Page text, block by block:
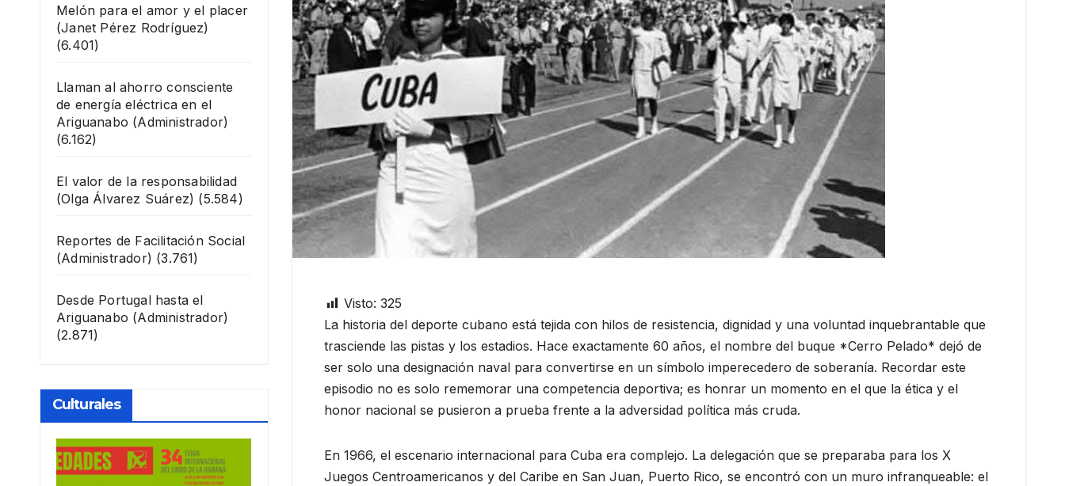
Melón para el amor y el placer
(Janet Pérez Rodríguez)
(6.401)
Llaman al ahorro consciente
de energía eléctrica en el
Ariguanabo (Administrador)
(6.162)
El valor de la responsabilidad
(Olga Álvarez Suárez) (5.584)
Reportes de Facilitación Social
(Administrador) (3.761)
Desde Portugal hasta el
Ariguanabo (Administrador)
(2.871)
Culturales
Visto: 325
La historia del deporte cubano está tejida con hilos de resistencia, dignidad y una voluntad inquebrantable que
trasciende las pistas y los estadios. Hace exactamente 60 años, el nombre del buque *Cerro Pelado* dejó de
ser solo una designación naval para convertirse en un símbolo imperecedero de soberanía. Recordar este
episodio no es solo rememorar una competencia deportiva; es honrar un momento en el que la ética y el
honor nacional se pusieron a prueba frente a la adversidad política más cruda.
En 1966, el escenario internacional para Cuba era complejo. La delegación que se preparaba para los X
Juegos Centroamericanos y del Caribe en San Juan, Puerto Rico, se encontró con un muro infranqueable: el